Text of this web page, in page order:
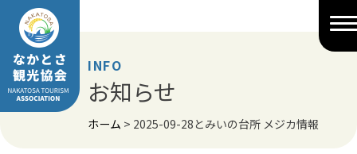
Skip
content
INFO
お知らせ
ホーム > 2025-09-28とみいの台所 メジカ情報